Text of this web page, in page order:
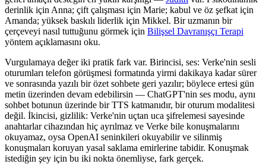
derinlik için Anna; çift çalışması için Marie; kabul ve öz şefkat için
Amanda; yüksek baskılı liderlik için Mikkel. Bir uzmanın bir
çerçeveyi nasıl tuttuğunu görmek için Bilişsel Davranışçı Terapi
yöntem açıklamasını oku.
Vurgulamaya değer iki pratik fark var. Birincisi, ses: Verke'nin sesli
oturumları telefon görüşmesi formatında yirmi dakikaya kadar sürer
ve sonrasında yazılı bir özet sohbete geri yazılır; böylece ertesi gün
metin üzerinden devam edebilirsin — ChatGPT'nin ses modu, aynı
sohbet botunun üzerinde bir TTS katmanıdır, bir oturum modalitesi
değil. İkincisi, gizlilik: Verke'nin uçtan uca şifrelemesi sayesinde
anahtarlar cihazından hiç ayrılmaz ve Verke bile konuşmalarını
okuyamaz, oysa OpenAI seninkileri okuyabilir ve silinmiş
konuşmaları koruyan yasal saklama emirlerine tabidir. Konuşmak
istediğin şey için bu iki nokta önemliyse, fark gerçek.